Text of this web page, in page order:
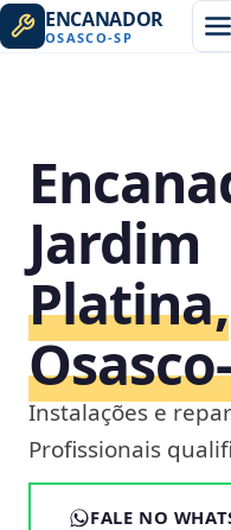
ENCANADOR
OSASCO-SP
Jardim
Platina,
Instalações e
Profissionais
FALE NO